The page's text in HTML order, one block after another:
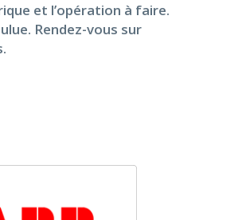
et l’opération à faire.
Rendez-vous sur